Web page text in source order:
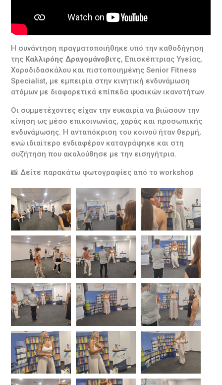
Η συνάντηση πραγματοποιήθηκε υπό την καθοδήγηση
της Καλλιρόης Δραγομάνοβιτς, Επισκέπτριας Υγείας,
Χοροδιδασκάλου και πιστοποιημένης Senior Fitness
Specialist, με εμπειρία στην κινητική ενδυνάμωση
ατόμων με διαφορετικά επίπεδα φυσικών ικανοτήτων.
Οι συμμετέχοντες είχαν την ευκαιρία να βιώσουν την
κίνηση ως μέσο επικοινωνίας, χαράς και προσωπικής
ενδυνάμωσης. Η ανταπόκριση του κοινού ήταν θερμή,
ενώ ιδιαίτερο ενδιαφέρον καταγράφηκε και στη
συζήτηση που ακολούθησε με την εισηγήτρια.
📸 Δείτε παρακάτω φωτογραφίες από το workshop